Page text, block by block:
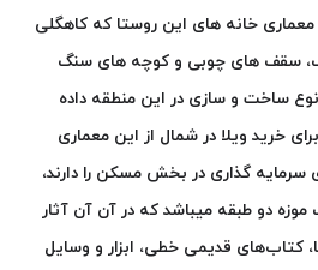
خانه های این روستا که کاهگلی
سقف های چوبی و کوچه های سنگ
ساخت و سازی در این منطقه داده
خرید ویلا در شمال از این معماری
سرمایه گذاری در بخش مسکن را دارند،
دو طبقه میباشد که در آن آن آثار
کتاب‌های قدیمی خطی، ابزار و وسایل